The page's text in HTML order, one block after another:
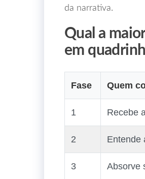
da narrativa.
Qual a
em
Fase Quem
1 Recebe
2 Entende
3 Absorve